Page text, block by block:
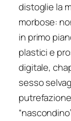
distoglie la
morbose:
in primo
plastici e
digitale,
sesso